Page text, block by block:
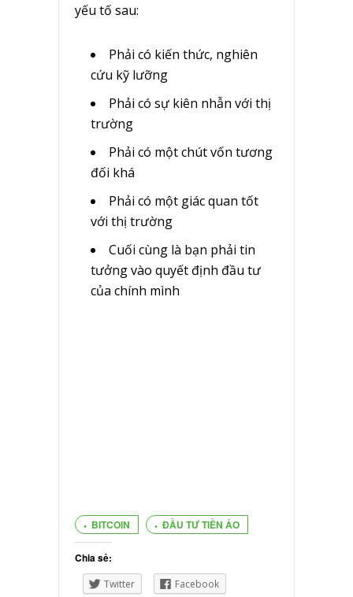
yếu tố sau:
Phải có kiến thức, nghiên
cứu kỹ lưỡng
Phải có sự kiên nhẫn với thị
trường
Phải có một chút vốn tương
đối khá
Phải có một giác quan tốt
với thị trường
Cuối cùng là bạn phải tin
tưởng vào quyết định đầu tư
của chính mình
BITCOIN ĐẦU TƯ TIỀN ẢO
Chia sẻ:
Twitter Facebook